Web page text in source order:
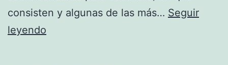
consisten y algunas de las más… Seguir
leyendo